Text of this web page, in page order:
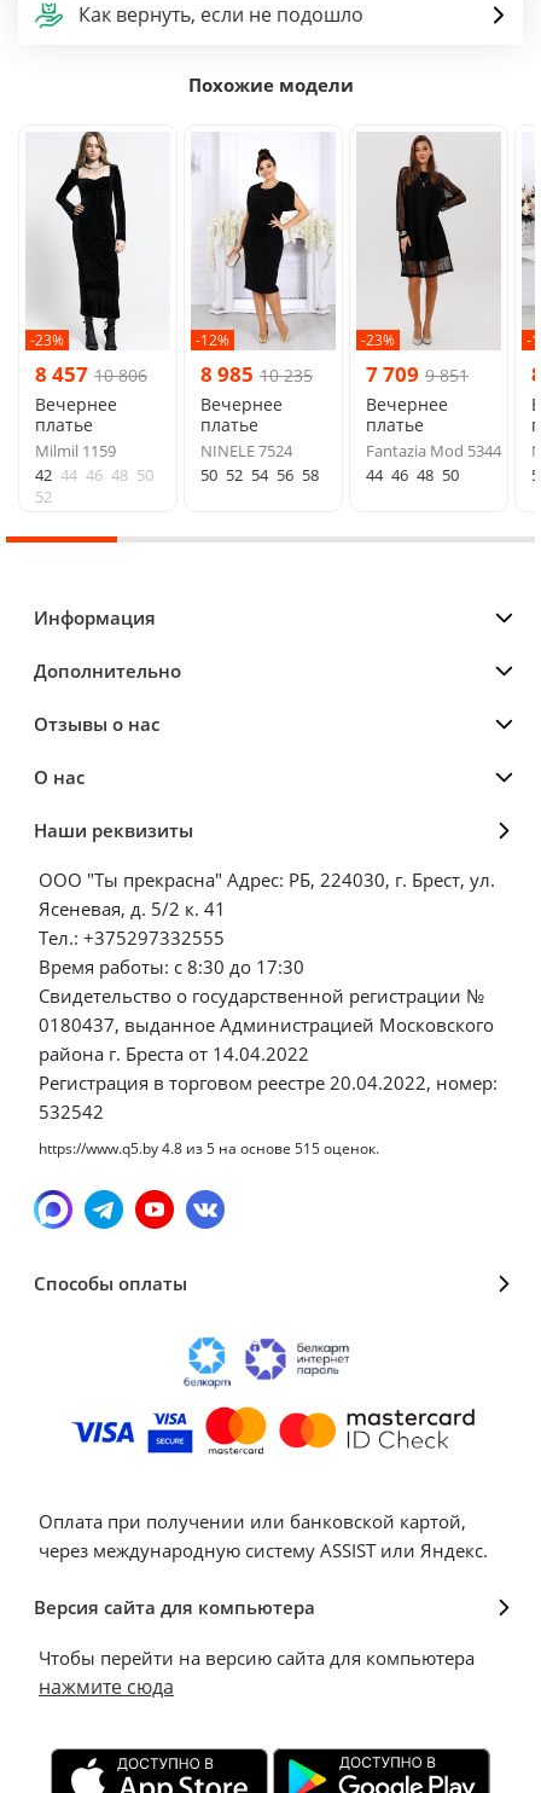
Как вернуть, если не подошло
Похожие модели
-23%
8 457 10 806
Вечернее
платье
Milmil 1159
42 44 46 48 50
52
-12%
8 985 10 235
Вечернее
платье
NINELE 7524
50 52 54 56 58
-23%
7 709 9 851
Вечернее
платье
Fantazia Mod 5344
44 46 48 50
-
Информация
Дополнительно
Отзывы о нас
О нас
Наши реквизиты
ООО "Ты прекрасна" Адрес: РБ, 224030, г. Брест, ул.
Ясеневая, д. 5/2 к. 41
Тел.: +375297332555
Время работы: с 8:30 до 17:30
Свидетельство о государственной регистрации №
0180437, выданное Администрацией Московского
района г. Бреста от 14.04.2022
Регистрация в торговом реестре 20.04.2022, номер:
532542
https://www.q5.by4.8 из5 на основе 515оценок.
Способы оплаты
Оплата при получении или банковской картой,
через международную систему ASSIST или Яндекс.
Версия сайта для компьютера
Чтобы перейти на версию сайта для компьютера
нажмите сюда